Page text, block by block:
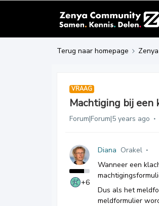
Terug naar homepage Zenya
VRAAG
Machtiging bij
Forum|Forum|5 years ago
+6
Diana Orakel
Wanneer een
Dus als het
meldformulier